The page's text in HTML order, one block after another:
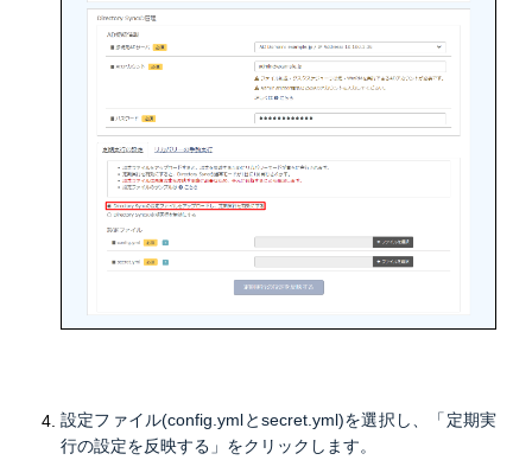
設定ファイル(config.ymlとsecret.yml)を選択し、「定期実
行の設定を反映する」をクリックします。